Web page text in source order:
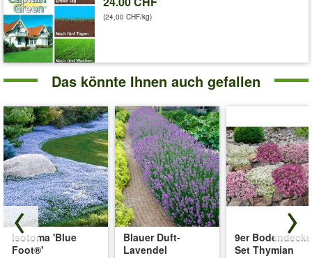
Art.-Nr.: 977
Liefergrösse:3 Stück, 20x19x12 cm
(24,00 CHF/kg)
Das könnte Ihnen auch gefallen
Isotoma 'Blue
Foot®'
Blauer Duft-
Lavendel
9er
Set Thymian